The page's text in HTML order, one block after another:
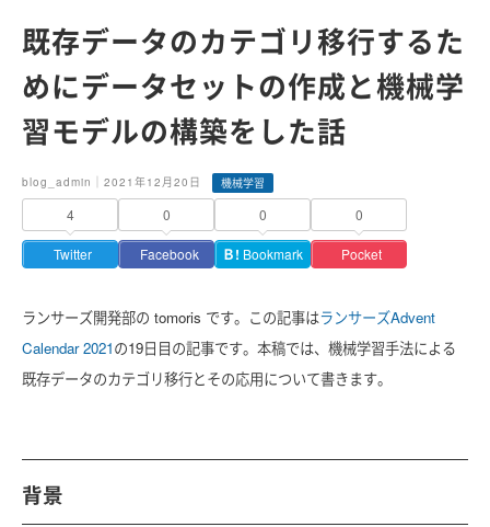
既存データのカテゴリ移行するた
めにデータセットの作成と機械学
習モデルの構築をした話
blog_admin｜2021年12月20日 機械学習
4
Twitter
0
Facebook
0
Ｂ! Bookmark
0
Pocket
ランサーズ開発部の tomoris です。この記事はランサーズAdvent
Calendar 2021の19日目の記事です。本稿では、機械学習手法による
既存データのカテゴリ移行とその応用について書きます。
背景